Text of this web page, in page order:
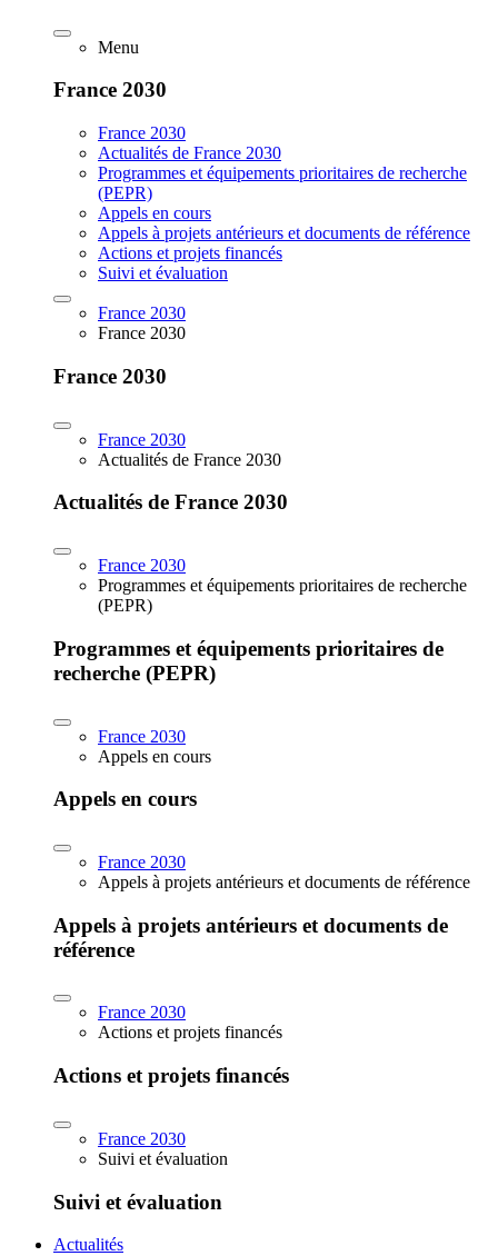
Menu
France 2030
France 2030
Actualités de France 2030
Programmes et équipements prioritaires de recherche
(PEPR)
Appels en cours
Appels à projets antérieurs et documents de référence
Actions et projets financés
Suivi et évaluation
France 2030
France 2030
France 2030
France 2030
Actualités de France 2030
Actualités de France 2030
France 2030
Programmes et équipements prioritaires de recherche
(PEPR)
Programmes et équipements prioritaires de
recherche (PEPR)
France 2030
Appels en cours
Appels en cours
France 2030
Appels à projets antérieurs et documents de référence
Appels à projets antérieurs et documents de
référence
France 2030
Actions et projets financés
Actions et projets financés
France 2030
Suivi et évaluation
Suivi et évaluation
Actualités